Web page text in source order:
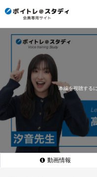
本編を視聴する
動画情報